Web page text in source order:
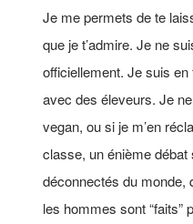
Je me permets de te
que je t’admire. Je ne
officiellement. Je suis
avec des éleveurs. Je
vegan, ou si je m’en
classe, un énième
déconnectés du monde,
les hommes sont “faits”